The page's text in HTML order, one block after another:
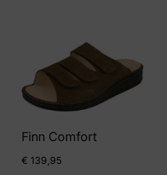
Finn Comfort
€ 139,95